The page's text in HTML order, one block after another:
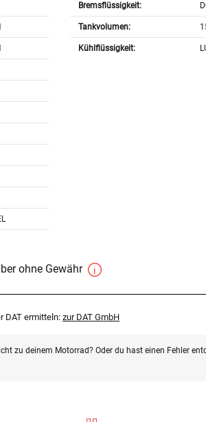
Bremsflüssigkeit:
Tankvolumen:
Kühlflüssigkeit:
ohne Gewähr
DAT ermitteln: zur DAT GmbH
zu deinem Motorrad? Oder du hast einen Fehler